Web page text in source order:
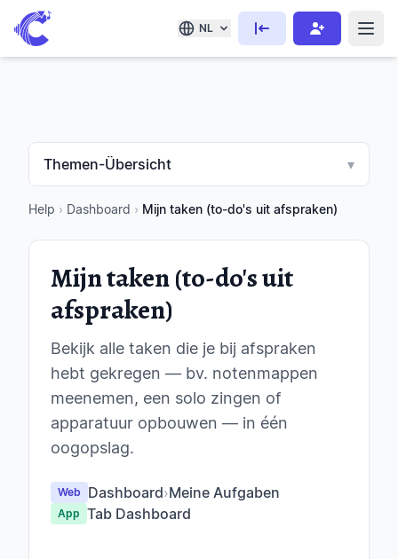
NL
Themen-Übersicht ▾
Help › Dashboard › Mijn taken (to-do's uit afspraken)
Mijn taken (to-do's uit
afspraken)
Bekijk alle taken die je bij afspraken
hebt gekregen — bv. notenmappen
meenemen, een solo zingen of
apparatuur opbouwen — in één
oogopslag.
Web Dashboard›Meine Aufgaben
App Tab Dashboard